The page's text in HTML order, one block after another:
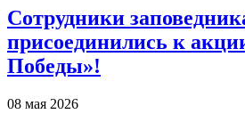
Сотрудники
присоединились к
Победы»!
08 мая 2026